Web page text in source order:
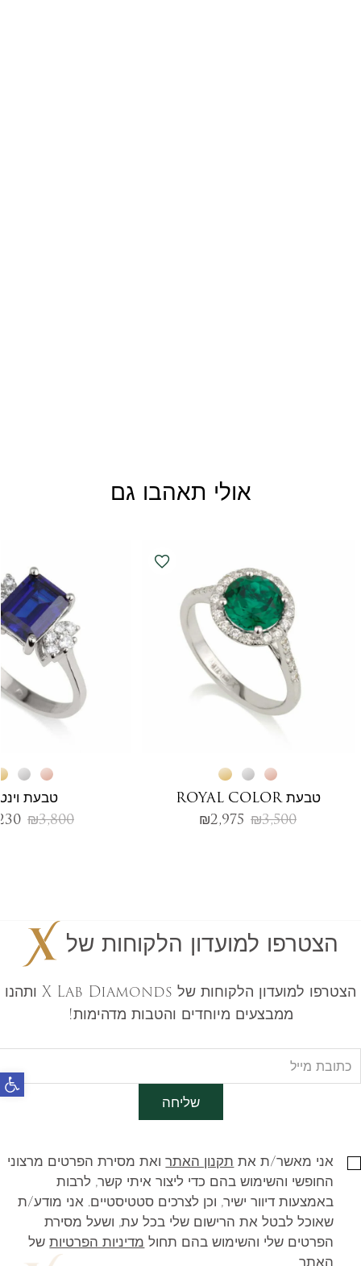
אולי תאהבו גם
טבעת ROYAL COLOR
₪3,500
₪2,975
טבעת
₪3,800
הצטרפו למועדון הלקוחות של
הצטרפו למועדון הלקוחות של X Lab Diamonds ותהנו
ממבצעים מיוחדים והטבות מדהימות!
שליחה
אני מאשר/ת אתתקנון האתרואת מסירת הפרטים מרצוני
החופשי והשימוש בהם כדי ליצור איתי קשר, לרבות
באמצעות דיוור ישיר, וכן לצרכים סטטיסטיים. אני מודע/ת
שאוכל לבטל את הרישום שלי בכל עת, ושעל מסירת
הפרטים שלי והשימוש בהם תחולמדיניות הפרטיותשל